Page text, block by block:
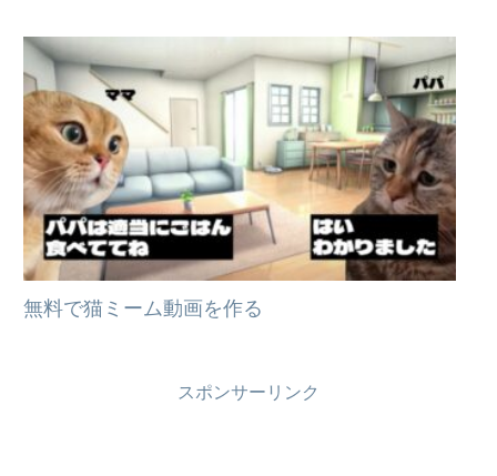
無料で猫ミーム動画を作る
スポンサーリンク